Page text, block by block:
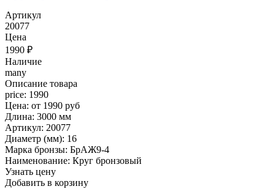
Артикул
20077
Цена
1990 ₽
Наличие
many
Описание товара
price: 1990
Цена: от 1990 руб
Длина: 3000 мм
Артикул: 20077
Диаметр (мм): 16
Марка бронзы: БрАЖ9-4
Наименование: Круг бронзовый
Узнать цену
Добавить в корзину